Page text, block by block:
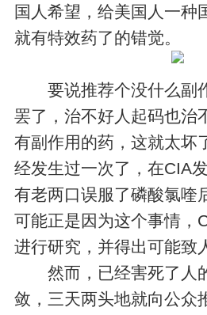
国人希望，给美国人一种
就有特效药了的错觉。
要说推荐个没什么副
罢了，治不好人起码也治
有副作用的药，这就太坏
经发生过一次了，在CIA
有老两口误服了磷酸氯喹
可能正是因为这个事情，
进行研究，并得出可能致
然而，已经害死了人
敛，三天两头地就向公众